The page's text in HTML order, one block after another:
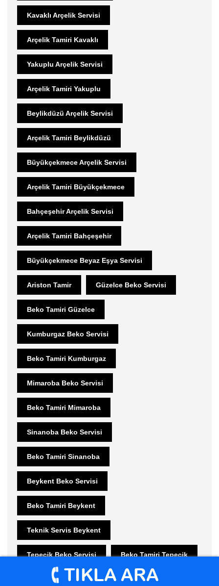
Kavaklı Arçelik Servisi
Arçelik Tamiri Kavaklı
Yakuplu Arçelik Servisi
Arçelik Tamiri Yakuplu
Beylikdüzü Arçelik Servisi
Arçelik Tamiri Beylikdüzü
Büyükçekmece Arçelik Servisi
Arçelik Tamiri Büyükçekmece
Bahçeşehir Arçelik Servisi
Arçelik Tamiri Bahçeşehir
Büyükçekmece Beyaz Eşya Servisi
Ariston Tamir Güzelce Beko Servisi
Beko Tamiri Güzelce
Kumburgaz Beko Servisi
Beko Tamiri Kumburgaz
Mimaroba Beko Servisi
Beko Tamiri Mimaroba
Sinanoba Beko Servisi
Beko Tamiri Sinanoba
Beykent Beko Servisi
Beko Tamiri Beykent
Teknik Servis Beykent
Tepecik Beko Servisi Beko Tamiri Tepecik
Gürpınar Beko Servisi